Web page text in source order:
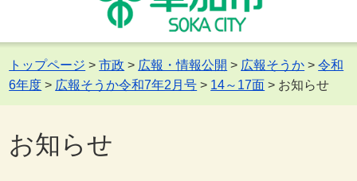
トップページ >市政 > 広報・情報公開 > 広報そうか >令和
6年度 > 広報そうか令和7年2月号 > 14～17面 > お知らせ
お知らせ